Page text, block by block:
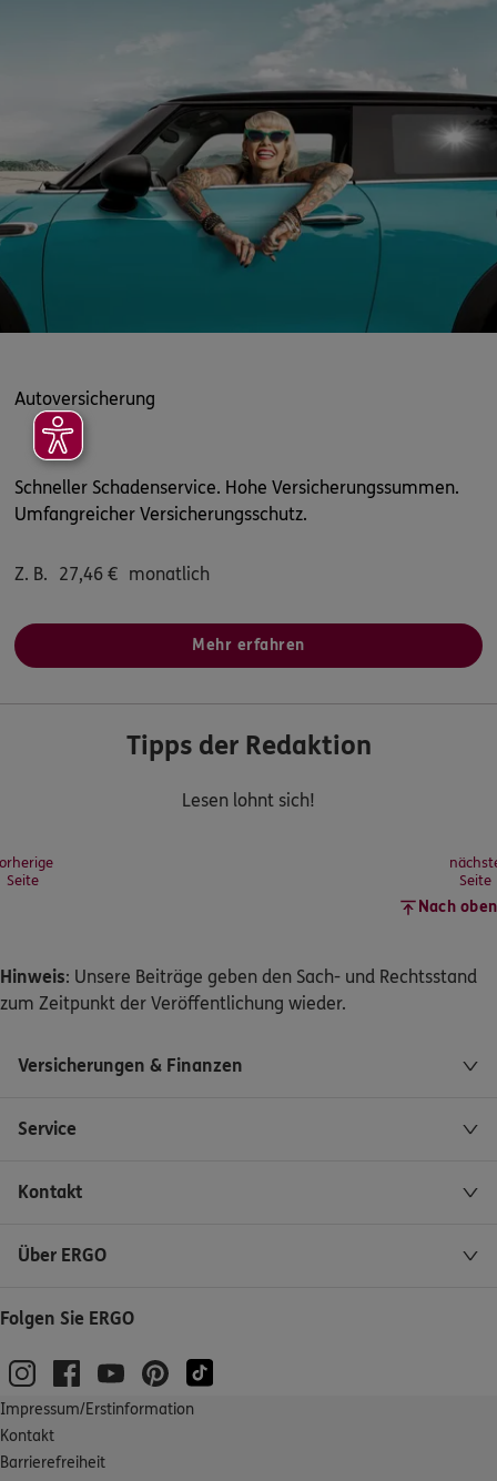
Autoversicherung
Schneller Schadenservice. Hohe Versicherungssummen.
Umfangreicher Versicherungsschutz.
Z. B. 27,46 € monatlich
Mehr erfahren
Tipps der Redaktion
Lesen lohnt sich!
Seite
Seite
Nach oben
Hinweis: Unsere Beiträge geben den Sach- und Rechtsstand
zum Zeitpunkt der Veröffentlichung wieder.
Versicherungen & Finanzen
Service
Kontakt
Über ERGO
Folgen Sie ERGO
Impressum/Erstinformation
Kontakt
Barrierefreiheit